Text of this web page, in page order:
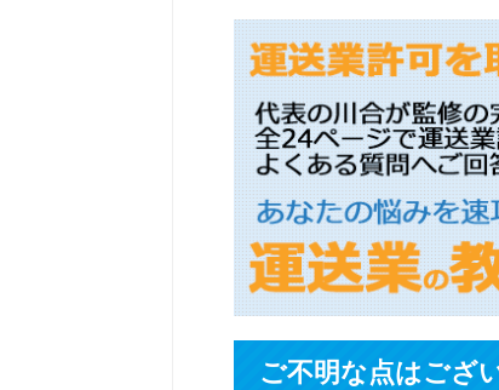
ご不明な点はござ